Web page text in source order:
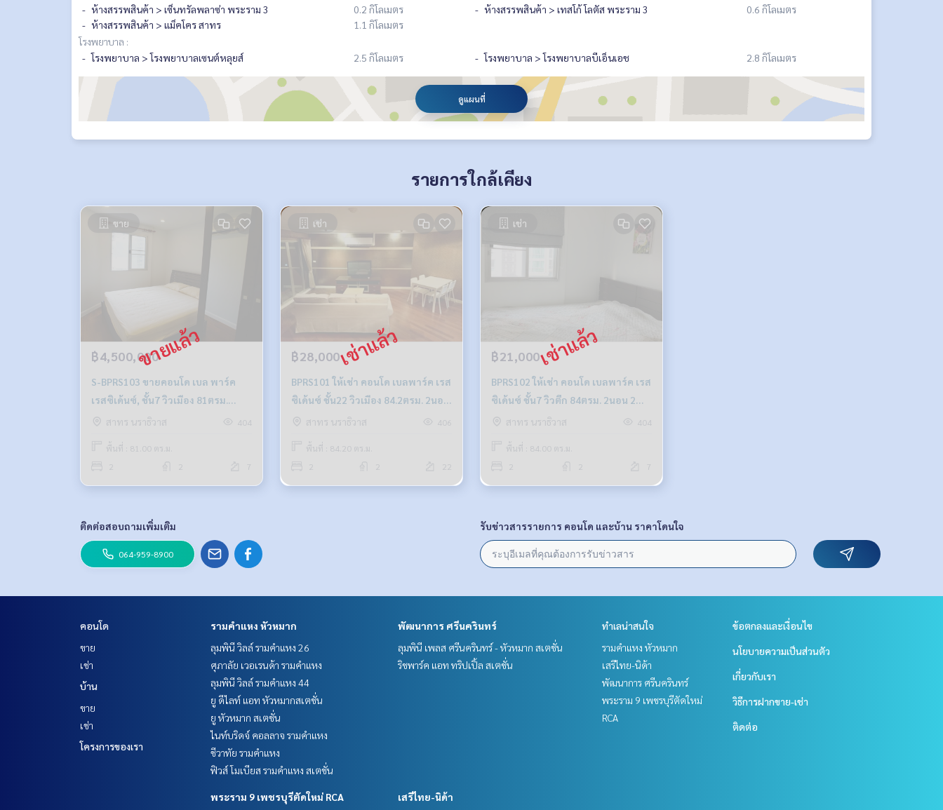
ห้างสรรพสินค้า > เซ็นทรัลพลาซ่า พระราม 3
0.2 กิโลเมตร ห้างสรรพสินค้า > เทสโก้ โลตัส พระราม 3
0.6 กิโลเมตร
ห้างสรรพสินค้า > แม็คโคร สาทร
1.1 กิโลเมตร
โรงพยาบาล :
โรงพยาบาล > โรงพยาบาลเซนต์หลุยส์
2.5 กิโลเมตร โรงพยาบาล > โรงพยาบาลบีเอ็นเอช 2.8 กิโลเมตร
ดูแผนที่
รายการใกล้เคียง
ขาย
฿4,500,000
S-BPRS103 ขายคอนโด เบล พาร์ค
เรสซิเด​้​น​ซ์,​ ชั้น7 วิวเมือง 81ตรม.
2นอน 2น้ำ 4.5 ล้าน 064-959-8900
สาทร นราธิวาส 404
พื้นที่ : 81.00 ตร.ม.
7
เช่า
฿28,000
BPRS101 ให้เช่า คอนโด เบลพาร์ค เรส
ซิเด​้​น​ซ์ ชั้น22 วิวเมือง 84.2ตรม. 2นอน
2น้ำ 28,000บ. 064-959-8900
สาทร นราธิวาส 406
พื้นที่ : 84.20 ตร.ม.
เช่า
฿21,000
BPRS102 ให้เช่า คอนโด เบลพาร์ค เรส
ซิเด้น​ซ์​ ชั้น7 วิวตึก 84ตรม. 2นอน 2น้ำ
21,000บ. 064-878-5283
สาทร นราธิวาส 404
พื้นที่ : 84.00 ตร.ม.
7
ติดต่อสอบถามเพิ่มเติม
064-959-8900
รับข่าวสารรายการ คอนโด และบ้าน ราคาโดนใจ
คอนโด
ขาย
เช่า
บ้าน
ขาย
เช่า
โครงการของเรา
รามคำแหง หัวหมาก
ลุมพินี วิลล์ รามคำแหง 26
ศุภาลัย เวอเรนด้า รามคำแหง
ลุมพินี วิลล์ รามคำแหง 44
ยู ดีไลท์ แอท หัวหมากสเตชั่น
ยู หัวหมาก สเตชั่น
ไนท์บริดจ์ คอลลาจ รามคำแหง
ชีวาทัย รามคำแหง
ฟิวส์ โมเบียส รามคำแหง สเตชั่น
พัฒนาการ ศรีนครินทร์
ลุมพินี เพลส ศรีนครินทร์ - หัวหมาก สเตชั่น
ริชพาร์ค แอท ทริปเปิ้ล สเตชั่น
พระราม 9 เพชรบุรีตัดใหม่ RCA เสรีไทย-นิด้า
ทำเลน่าสนใจ
รามคำแหง หัวหมาก
เสรีไทย-นิด้า
พัฒนาการ ศรีนครินทร์
พระราม 9 เพชรบุรีตัดใหม่
RCA
ข้อตกลงและเงื่อนไข
นโยบายความเป็นส่วนตัว
เกี่ยวกับเรา
วิธีการฝากขาย-เช่า
ติดต่อ